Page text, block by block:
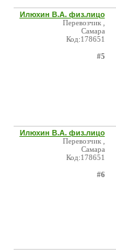
Илюхин В.А. физ.лицо
Перевозчик ,
Самара
Код:178651
#5
Илюхин В.А. физ.лицо
Перевозчик ,
Самара
Код:178651
#6